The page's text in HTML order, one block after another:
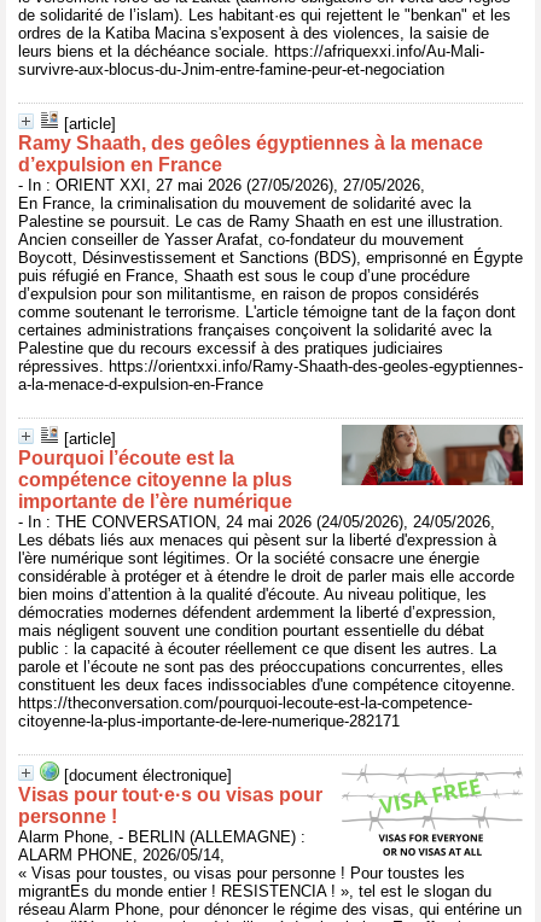
de solidarité de l’islam). Les habitant·es qui rejettent le "benkan" et les
ordres de la Katiba Macina s'exposent à des violences, la saisie de
leurs biens et la déchéance sociale. https://afriquexxi.info/Au-Mali-
survivre-aux-blocus-du-Jnim-entre-famine-peur-et-negociation
[article]
Ramy Shaath, des geôles égyptiennes à la menace
d’expulsion en France
- In : ORIENT XXI, 27 mai 2026 (27/05/2026), 27/05/2026,
En France, la criminalisation du mouvement de solidarité avec la
Palestine se poursuit. Le cas de Ramy Shaath en est une illustration.
Ancien conseiller de Yasser Arafat, co-fondateur du mouvement
Boycott, Désinvestissement et Sanctions (BDS), emprisonné en Égypte
puis réfugié en France, Shaath est sous le coup d’une procédure
d’expulsion pour son militantisme, en raison de propos considérés
comme soutenant le terrorisme. L'article témoigne tant de la façon dont
certaines administrations françaises conçoivent la solidarité avec la
Palestine que du recours excessif à des pratiques judiciaires
répressives. https://orientxxi.info/Ramy-Shaath-des-geoles-egyptiennes-
a-la-menace-d-expulsion-en-France
[article]
Pourquoi l’écoute est la
compétence citoyenne la plus
importante de l’ère numérique
- In : THE CONVERSATION, 24 mai 2026 (24/05/2026), 24/05/2026,
Les débats liés aux menaces qui pèsent sur la liberté d'expression à
l'ère numérique sont légitimes. Or la société consacre une énergie
considérable à protéger et à étendre le droit de parler mais elle accorde
bien moins d’attention à la qualité d'écoute. Au niveau politique, les
démocraties modernes défendent ardemment la liberté d’expression,
mais négligent souvent une condition pourtant essentielle du débat
public : la capacité à écouter réellement ce que disent les autres. La
parole et l’écoute ne sont pas des préoccupations concurrentes, elles
constituent les deux faces indissociables d'une compétence citoyenne.
https://theconversation.com/pourquoi-lecoute-est-la-competence-
citoyenne-la-plus-importante-de-lere-numerique-282171
[document électronique]
Visas pour tout·e·s ou visas pour
personne !
Alarm Phone, - BERLIN (ALLEMAGNE) :
ALARM PHONE, 2026/05/14,
« Visas pour toustes, ou visas pour personne ! Pour toustes les
migrantEs du monde entier ! RESISTENCIA ! », tel est le slogan du
réseau Alarm Phone, pour dénoncer le régime des visas, qui entérine un